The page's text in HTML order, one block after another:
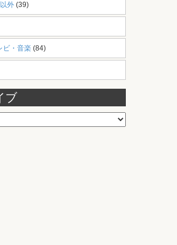
外(39)
ビ・音楽 (84)
ブ